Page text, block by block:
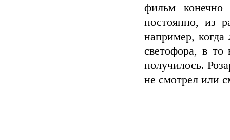
фильм
постоянно, из
например, когда
светофора, в то
получилось.
не смотрел или